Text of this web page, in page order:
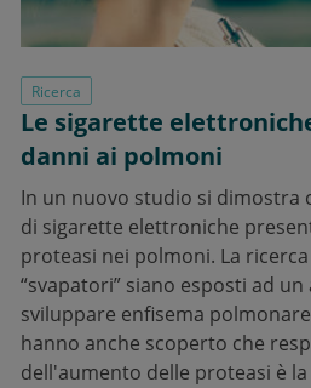
Ricerca
Le sigarette
danni ai polmoni
In un nuovo studio si dimostra
di sigarette elettroniche
proteasi nei polmoni. La
“svapatori” siano esposti ad
sviluppare enfisema
hanno anche scoperto che
dell'aumento delle proteasi è